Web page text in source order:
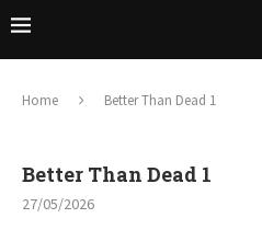
Home Better Than Dead 1
Better Than Dead 1
27/05/2026